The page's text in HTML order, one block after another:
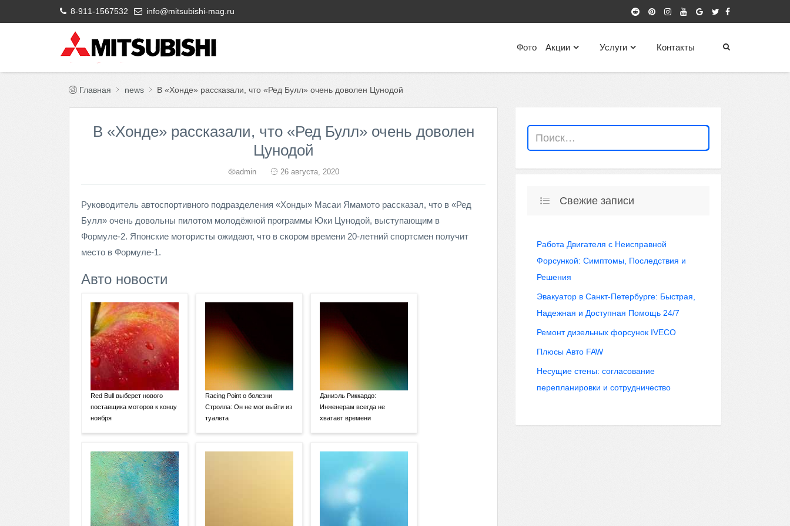
8-911-1567532 info@mitsubishi-mag.ru
Контакты
Услуги
Акции
Фото
Главная news В «Хонде» рассказали, что «Ред Булл» очень доволен Цунодой
В «Хонде» рассказали, что «Ред Булл» очень доволен
Цунодой
admin 26 августа, 2020
Руководитель автоспортивного подразделения «Хонды» Масаи Ямамото рассказал, что в «Ред
Булл» очень довольны пилотом молодёжной программы Юки Цунодой, выступающим в
Формуле-2. Японские мотористы ожидают, что в скором времени 20-летний спортсмен получит
место в Формуле-1.
Авто новости
Red Bull выберет нового
поставщика моторов к концу
ноября
Racing Point о болезни
Стролла: Он не мог выйти из
туалета
Даниэль Риккардо:
Инженерам всегда не
хватает времени
Свежие записи
Работа Двигателя с Неисправной
Форсункой: Симптомы, Последствия и
Решения
Эвакуатор в Санкт-Петербурге: Быстрая,
Надежная и Доступная Помощь 24/7
Ремонт дизельных форсунок IVECO
Плюсы Авто FAW
Несущие стены: согласование
перепланировки и сотрудничество